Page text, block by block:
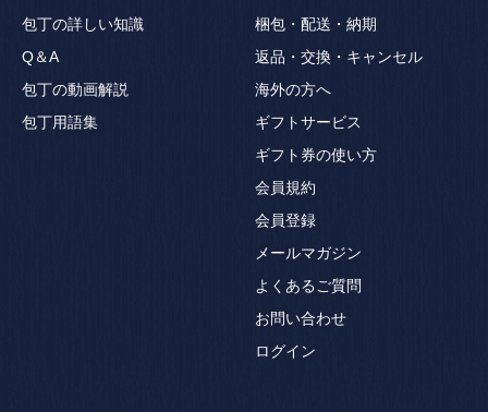
包丁の詳しい知識
Q＆A
包丁の動画解説
包丁用語集
梱包・配送・納期
返品・交換・キャンセル
海外の方へ
ギフトサービス
ギフト券の使い方
会員規約
会員登録
メールマガジン
よくあるご質問
お問い合わせ
ログイン